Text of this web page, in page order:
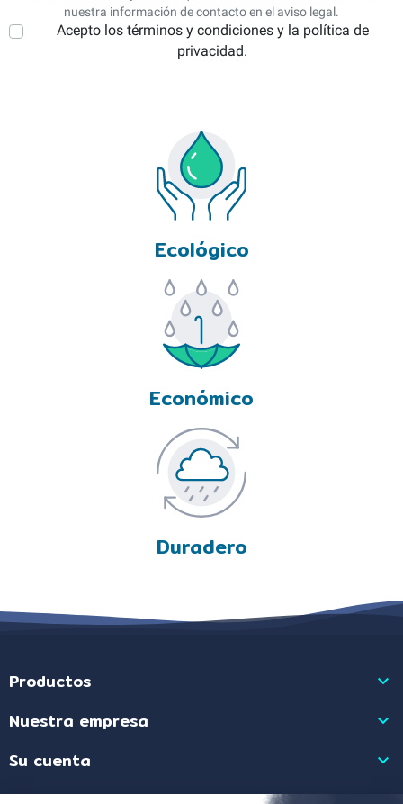
nuestra información de contacto en el aviso legal.
Acepto los términos y condiciones y la política de
privacidad.
Ecológico
Económico
Duradero
Productos 
Nuestra empresa 
Su cuenta 